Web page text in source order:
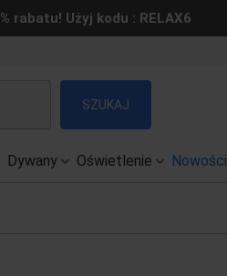
rabatu! Użyj kodu : RELAX6
SZUKAJ
Dywany Oświetlenie Nowości